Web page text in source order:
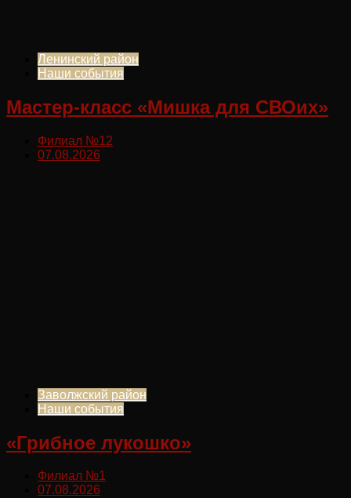
Ленинский район
Наши события
Мастер-класс «Мишка для СВОих»
Филиал №12
07.08.2026
Заволжский район
Наши события
«Грибное лукошко»
Филиал №1
07.08.2026